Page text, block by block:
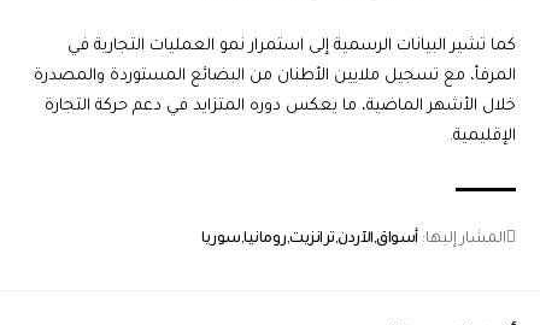
كما تشير البيانات الرسمية إلى استمرار نمو العمليات التجارية في
المرفأ، مع تسجيل ملايين الأطنان من البضائع المستوردة والمصدرة
خلال الأشهر الماضية، ما يعكس دوره المتزايد في دعم حركة التجارة
الإقليمية.
المشار إليها: أسواق الآردن ترانزيت رومانيا سوريا